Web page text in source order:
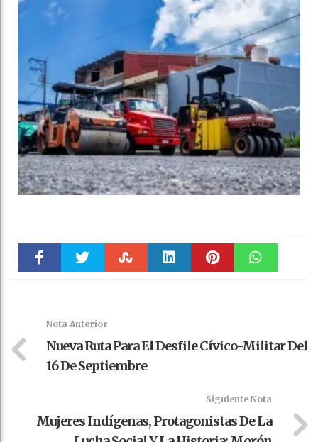
Nota Anterior
Nueva Ruta Para El Desfile Cívico-Militar Del
16 De Septiembre
Siguiente Nota
Mujeres Indígenas, Protagonistas De La